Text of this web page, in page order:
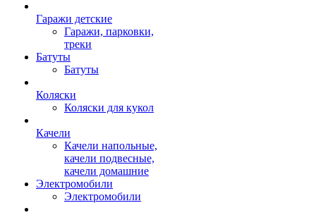
Гаражи детские
Гаражи, парковки,
треки
Батуты
Батуты
Коляски
Коляски для кукол
Качели
Качели напольные,
качели подвесные,
качели домашние
Электромобили
Электромобили